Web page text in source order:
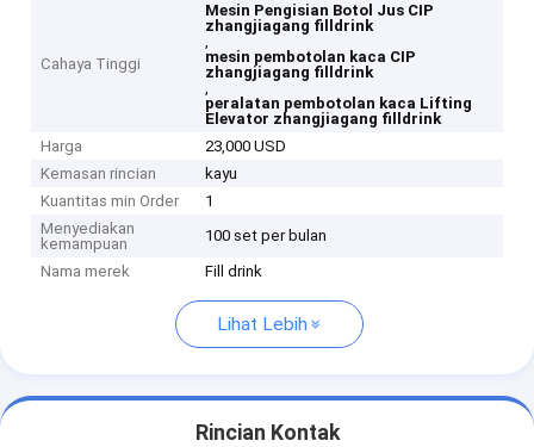
Cahaya Tinggi
Mesin Pengisian Botol Jus CIP
zhangjiagang filldrink
,
mesin pembotolan kaca CIP
zhangjiagang filldrink
,
peralatan pembotolan kaca Lifting
Elevator zhangjiagang filldrink
Harga
23,000 USD
Kemasan rincian
kayu
Kuantitas min Order
1
Menyediakan
kemampuan
100 set per bulan
Nama merek
Fill drink
Lihat Lebih
Rincian Kontak